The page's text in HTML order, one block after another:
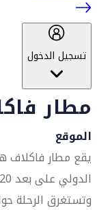
تسجيل الدخول
مطار
الموقع
يقع مطار فاكلاف